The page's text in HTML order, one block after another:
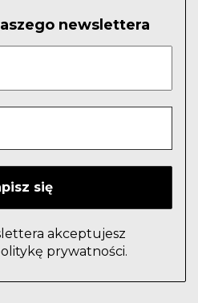
newslettera
akceptujesz
prywatności.